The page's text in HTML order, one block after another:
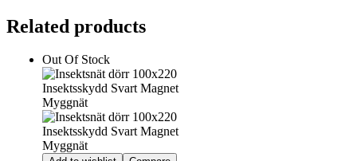
Related products
Out Of Stock